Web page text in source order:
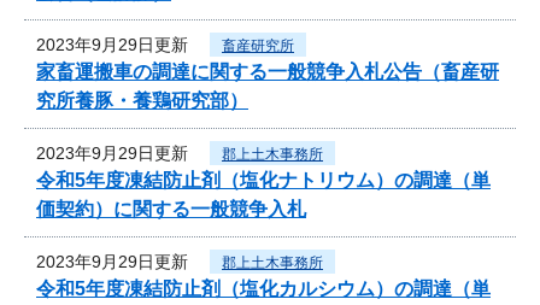
2023年9月29日更新 畜産研究所
家畜運搬車の調達に関する一般競争入札公告（畜産研
究所養豚・養鶏研究部）
2023年9月29日更新 郡上土木事務所
令和5年度凍結防止剤（塩化ナトリウム）の調達（単
価契約）に関する一般競争入札
2023年9月29日更新 郡上土木事務所
令和5年度凍結防止剤（塩化カルシウム）の調達（単